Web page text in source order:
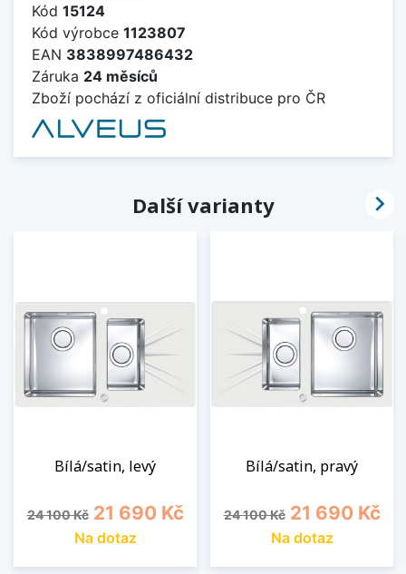
Kód 15124
Kód výrobce 1123807
EAN 3838997486432
Záruka 24 měsíců
Zboží pochází z oficiální distribuce pro ČR
Další varianty
Bílá/satin, levý
Běžná cena
24 100 Kč Cena
21 690 Kč
Na dotaz
Bílá/satin, pravý
Běžná cena
24 100 Kč Cena
21 690 Kč
Na dotaz
